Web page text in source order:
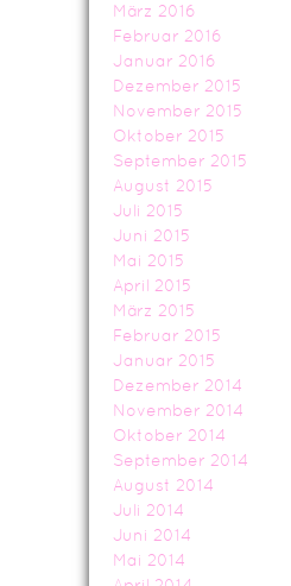
März 2016
Februar 2016
Januar 2016
Dezember 2015
November 2015
Oktober 2015
September 2015
August 2015
Juli 2015
Juni 2015
Mai 2015
April 2015
März 2015
Februar 2015
Januar 2015
Dezember 2014
November 2014
Oktober 2014
September 2014
August 2014
Juli 2014
Juni 2014
Mai 2014